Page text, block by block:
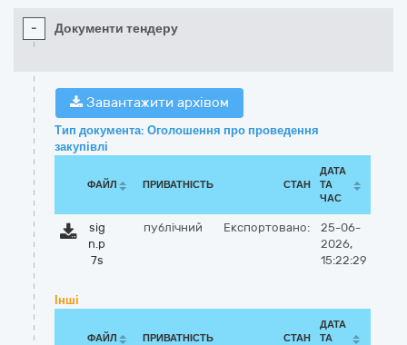
- Документи тендеру
Завантажити архівом
Тип документа: Оголошення про проведення
закупівлі
ФАЙЛ ПРИВАТНІСТЬ СТАН
ДАТА
ТА
ЧАС
sig
n.p
7s
публічний Експортовано:
25-06-
2026,
15:22:29
Інші
ФАЙЛ ПРИВАТНІСТЬ СТАН
ДАТА
ТА